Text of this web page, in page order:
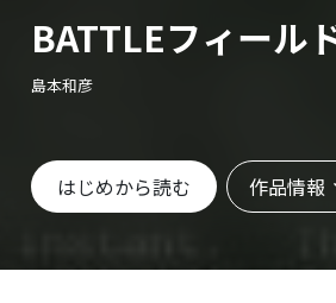
BATTLEフィール
島本和彦
はじめから読む 作品情報